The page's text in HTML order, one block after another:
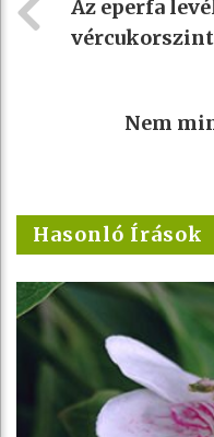
Az eperfa
Nem
Hasonló Írások